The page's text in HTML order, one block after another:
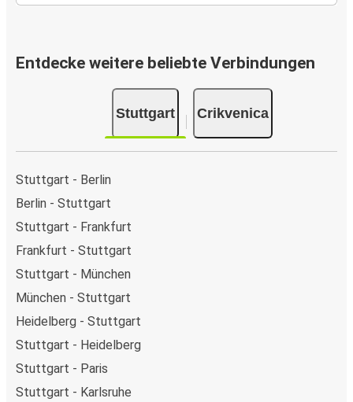
Entdecke weitere beliebte Verbindungen
Stuttgart Crikvenica
Stuttgart - Berlin
Berlin - Stuttgart
Stuttgart - Frankfurt
Frankfurt - Stuttgart
Stuttgart - München
München - Stuttgart
Heidelberg - Stuttgart
Stuttgart - Heidelberg
Stuttgart - Paris
Stuttgart - Karlsruhe